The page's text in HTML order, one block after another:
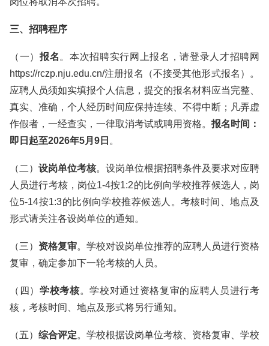
三、招聘程序
（一） 报名 。本次招聘实行网上报名，请登录人才招聘网
https://rczp.nju.edu.cn/注册报名（不接受其他形式报名）。
应聘人员须如实填报个人信息，提交的报名材料应当完整、
真实、准确，个人经历时间应保持连续、不得中断；凡弄虚
作假者，一经查实，一律取消考试或聘用资格。 报名时间：
即日起至2026年5月9日 。
（二） 设岗单位考核。设岗单位根据招聘条件及要求对应聘
人员进行考核，岗位1-4按1:2的比例向学校推荐候选人，岗
位5-14按1:3的比例向学校推荐候选人。考核时间、地点及
形式请关注各设岗单位的通知。
（三） 资格复审。学校对设岗单位推荐的应聘人员进行资格
复审，确定参加下一轮考核的人员。
（四） 学校考核。学校对通过资格复审的应聘人员进行考
核，考核时间、地点及形式将另行通知。
（五） 综合评定。学校根据设岗单位考核、资格复审、学校